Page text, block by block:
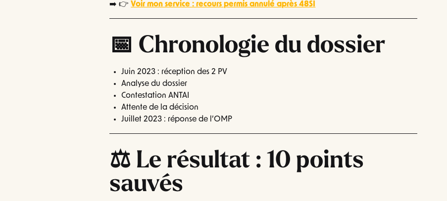
➡️ 👉Voir mon service : recours permis annulé après 48SI
📅 Chronologie du dossier
Juin 2023 : réception des 2 PV
Analyse du dossier
Contestation ANTAI
Attente de la décision
Juillet 2023 : réponse de l’OMP
⚖️ Le résultat : 10 points
sauvés